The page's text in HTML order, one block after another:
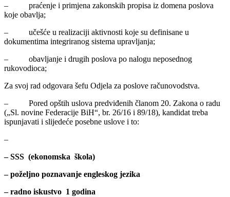
– praćenje i primjena zakonskih propisa iz domena poslova
koje obavlja;
– učešće u realizaciji aktivnosti koje su definisane u
dokumentima integriranog sistema upravljanja;
– obavljanje i drugih poslova po nalogu neposednog
rukovodioca;
Za svoj rad odgovara šefu Odjela za poslove računovodstva.
– Pored opštih uslova predviđenih članom 20. Zakona o radu
(„Sl. novine Federacije BiH“, br. 26/16 i 89/18), kandidat treba
ispunjavati i slijedeće posebne uslove i to:
–
– SSS (ekonomska škola)
– poželjno poznavanje engleskog jezika
– radno iskustvo 1 godina